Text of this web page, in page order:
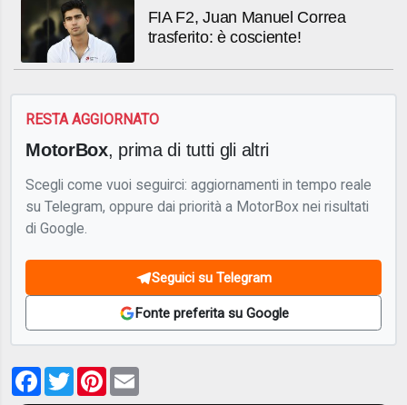
FIA F2, Juan Manuel Correa
trasferito: è cosciente!
RESTA AGGIORNATO
MotorBox, prima di tutti gli altri
Scegli come vuoi seguirci: aggiornamenti in tempo reale
su Telegram, oppure dai priorità a MotorBox nei risultati
di Google.
Seguici su Telegram
Fonte preferita su Google
Facebook
TwitterPinterest